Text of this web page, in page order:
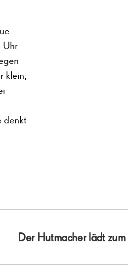
Uhr
klein,
denkt
Der Hutmacher lädt zum